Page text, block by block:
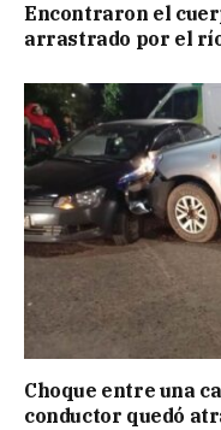
Encontraron el
arrastrado por el
Choque entre una
conductor quedó